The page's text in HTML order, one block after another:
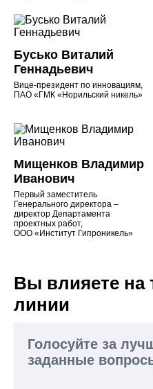
Бусько Виталий
Геннадьевич
Вице-президент по инновациям,
ПАО «ГМК «Норильский никель»
Мищенков Владимир
Иванович
Первый заместитель
Генерального директора –
директор Департамента
проектных работ,
ООО «Институт Гипроникель»
Вы влияете
линии
Голосуйте за
заданные